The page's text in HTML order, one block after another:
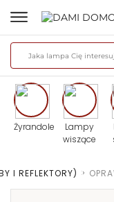
Żyrandole
Lampy
wiszące
I REFLEKTORY) >